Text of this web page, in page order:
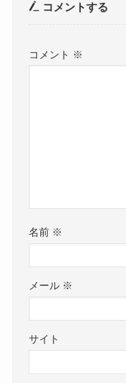
コメントする
コメント ※
名前 ※
メール ※
サイト